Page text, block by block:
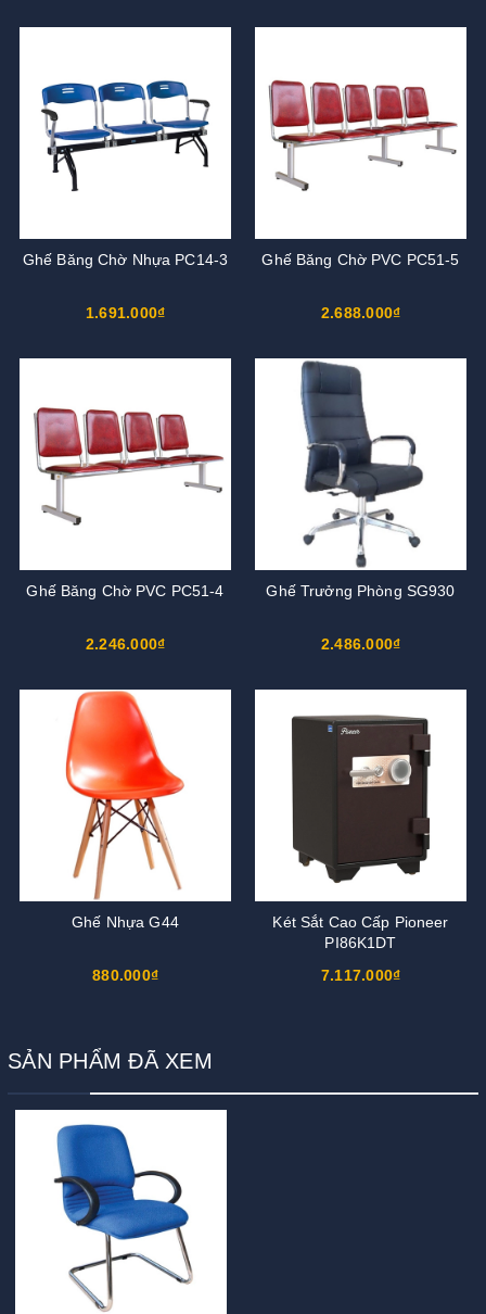
Ghế Băng Chờ Nhựa PC14-3
1.691.000₫
Ghế Băng Chờ PVC PC51-5
2.688.000₫
Ghế Băng Chờ PVC PC51-4
2.246.000₫
Ghế Trưởng Phòng SG930
2.486.000₫
Ghế Nhựa G44
880.000₫
Két Sắt Cao Cấp Pioneer
PI86K1DT
7.117.000₫
SẢN PHẨM ĐÃ XEM